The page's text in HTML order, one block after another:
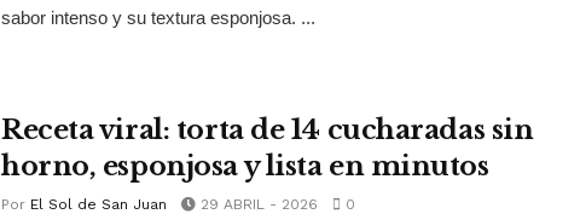
sabor intenso y su textura esponjosa. ...
Receta viral: torta de 14 cucharadas sin
horno, esponjosa y lista en minutos
Por El Sol de San Juan 29 ABRIL - 2026 0